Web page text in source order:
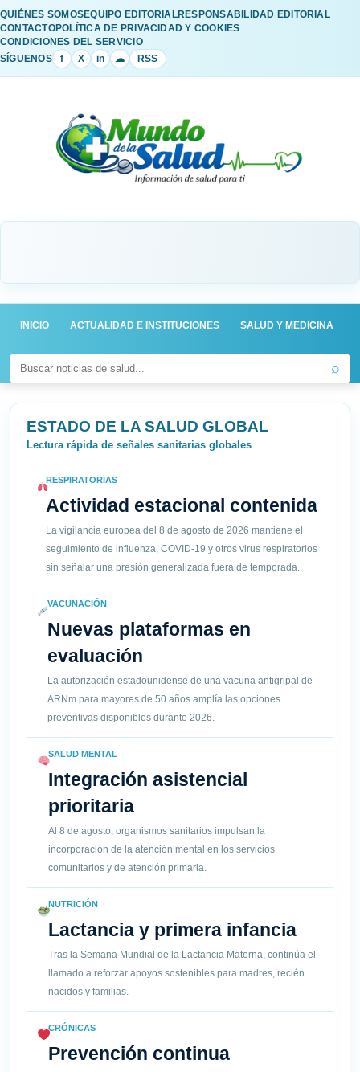
QUIÉNES SOMOSEQUIPO EDITORIALRESPONSABILIDAD EDITORIAL
CONTACTOPOLÍTICA DE PRIVACIDAD Y COOKIES
CONDICIONES DEL SERVICIO
SÍGUENOS
f X in ☁ RSS
INICIO ACTUALIDAD E INSTITUCIONES SALUD Y MEDICINA
⌕
ESTADO DE LA SALUD GLOBAL
Lectura rápida de señales sanitarias globales
RESPIRATORIAS
Actividad estacional contenida
La vigilancia europea del 8 de agosto de 2026 mantiene el
seguimiento de influenza, COVID-19 y otros virus respiratorios
sin señalar una presión generalizada fuera de temporada.
VACUNACIÓN
Nuevas plataformas en
evaluación
La autorización estadounidense de una vacuna antigripal de
ARNm para mayores de 50 años amplía las opciones
preventivas disponibles durante 2026.
SALUD MENTAL
Integración asistencial
prioritaria
Al 8 de agosto, organismos sanitarios impulsan la
incorporación de la atención mental en los servicios
comunitarios y de atención primaria.
NUTRICIÓN
Lactancia y primera infancia
Tras la Semana Mundial de la Lactancia Materna, continúa el
llamado a reforzar apoyos sostenibles para madres, recién
nacidos y familias.
CRÓNICAS
Prevención continua